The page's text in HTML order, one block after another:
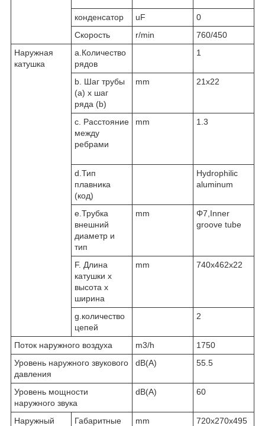
конденсатор uF
0
Скорость
r/min
760/450
Наружная
катушка
а.Количество
рядов
1
b. Шаг трубы
(a) x шаг
ряда (b)
mm 21x22
c. Расстояние
между
ребрами
mm 1.3
d.Тип
плавника
(код)
Hydrophilic
aluminum
e.Трубка
внешний
диаметр и
тип
mm
Φ7,Inner
groove tube
F. Длина
катушки х
высота х
ширина
mm 740x462x22
g.количество
цепей
2
Поток наружного воздуха m3/h
1750
Уровень наружного звукового
давления
dB(A) 55.5
Уровень мощности
наружного звука
dB(A) 60
Наружный
Габаритные
mm 720x270x495